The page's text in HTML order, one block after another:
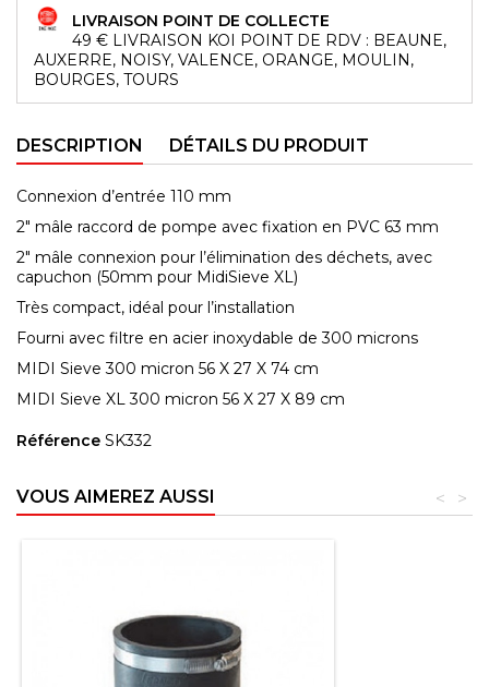
LIVRAISON POINT DE COLLECTE
49 € LIVRAISON KOI POINT DE RDV : BEAUNE,
AUXERRE, NOISY, VALENCE, ORANGE, MOULIN,
BOURGES, TOURS
DESCRIPTION DÉTAILS DU PRODUIT
Connexion d’entrée 110 mm
2" mâle raccord de pompe avec fixation en PVC 63 mm
2" mâle connexion pour l’élimination des déchets, avec
capuchon (50mm pour MidiSieve XL)
Très compact, idéal pour l’installation
Fourni avec filtre en acier inoxydable de 300 microns
MIDI Sieve 300 micron 56 X 27 X 74 cm
MIDI Sieve XL 300 micron 56 X 27 X 89 cm
Référence SK332
VOUS AIMEREZ AUSSI >
<